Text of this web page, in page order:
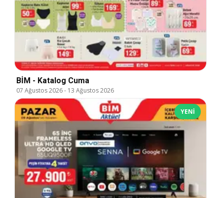
BİM - Katalog Cuma
07 Ağustos 2026- 13 Ağustos 2026
YENI